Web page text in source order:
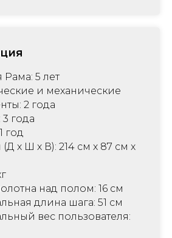
Рама: 5 лет
и механические
2 года
года
год
x Ш x В): 214 см x 87 см x
над полом: 16 см
длина шага: 51 см
вес пользователя: